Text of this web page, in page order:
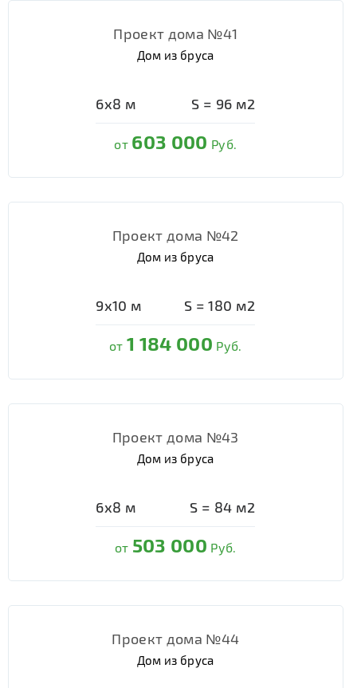
Проект дома №41
Дом из бруса
6х8 м S = 96 м2
от 603 000 Руб.
Проект дома №42
Дом из бруса
9х10 м S =180 м2
от 1 184 000 Руб.
Проект дома №43
Дом из бруса
6х8 м S = 84 м2
от 503 000 Руб.
Проект дома №44
Дом из бруса